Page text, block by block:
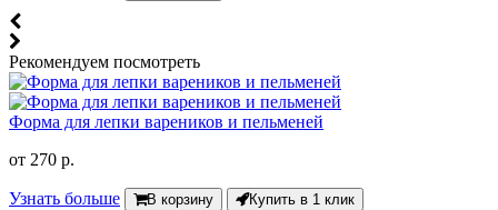
Рекомендуем посмотреть
Форма для лепки вареников и пельменей
от 270 р.
Узнать больше В корзину Купить в 1 клик